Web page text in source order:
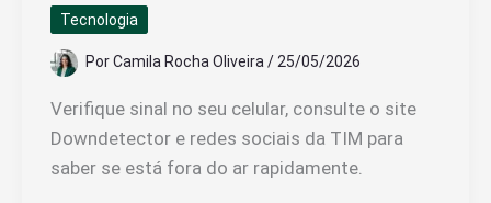
Tecnologia
PorCamila Rocha Oliveira / 25/05/2026
Verifique sinal no seu celular, consulte o site
Downdetector e redes sociais da TIM para
saber se está fora do ar rapidamente.